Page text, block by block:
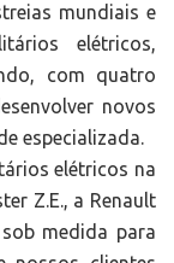
mundiais e
elétricos,
com quatro
novos
especializada.
elétricos na
Z.E., a Renault
medida para